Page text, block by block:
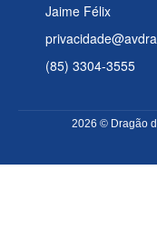
Jaime Félix
(85) 3304-3555
2026 © Dragão